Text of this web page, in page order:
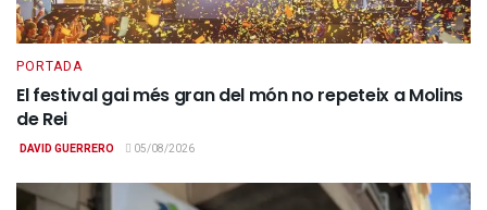
PORTADA
El festival gai més gran del món no repeteix a Molins
de Rei
DAVID GUERRERO 05/08/2026